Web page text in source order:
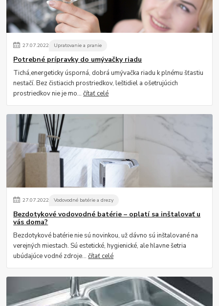
27.07.2022 Upratovanie a pranie
Potrebné prípravky do umývačky riadu
Tichá,energeticky úsporná, dobrá umývačka riadu k plnému šťastiu
nestačí. Bez čistiacich prostriedkov, leštidiel a ošetrujúcich
prostriedkov nie je mo...čítať celé
27.07.2022 Vodovodné batérie a drezy
Bezdotykové vodovodné batérie – oplatí sa inštalovať u
vás doma?
Bezdotykové batérie nie sú novinkou, už dávno sú inštalované na
verejných miestach. Sú estetické, hygienické, ale hlavne šetria
ubúdajúce vodné zdroje...čítať celé